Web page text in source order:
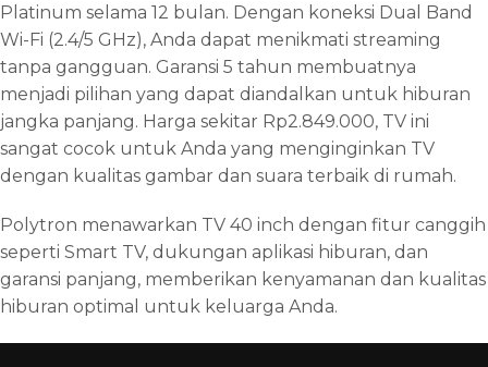
Platinum selama 12 bulan. Dengan koneksi Dual Band
Wi-Fi (2.4/5 GHz), Anda dapat menikmati streaming
tanpa gangguan. Garansi 5 tahun membuatnya
menjadi pilihan yang dapat diandalkan untuk hiburan
jangka panjang. Harga sekitar Rp2.849.000, TV ini
sangat cocok untuk Anda yang menginginkan TV
dengan kualitas gambar dan suara terbaik di rumah.
Polytron menawarkan TV 40 inch dengan fitur canggih
seperti Smart TV, dukungan aplikasi hiburan, dan
garansi panjang, memberikan kenyamanan dan kualitas
hiburan optimal untuk keluarga Anda.